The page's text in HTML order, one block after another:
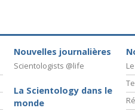
Nouvelles journalières
Scientologists @life
La Scientology dans le
monde